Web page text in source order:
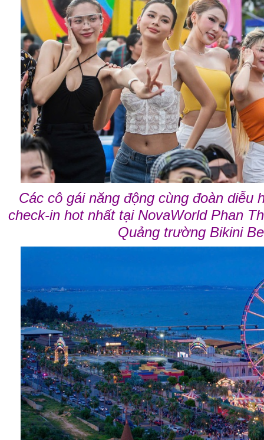
Các cô gái năng động cùng đoàn diễu
check-in hot nhất tại NovaWorld Phan
Quảng trường Bikini